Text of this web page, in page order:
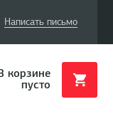
Написать письмо
корзине
пусто